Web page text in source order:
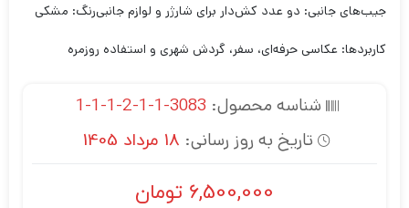
جیب‌های جانبی: دو عدد کش‌دار برای شارژر و لوازم جانبیرنگ: مشکی
کاربردها: عکاسی حرفه‌ای، سفر، گردش شهری و استفاده روزمره
شناسه محصول: 3083-1-1-2-1-1-1
تاریخ به روز رسانی: 18 مرداد 1405
6,500,000 تومان